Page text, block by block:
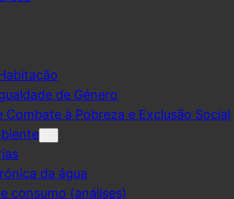
de Género
à Pobreza e Exclusão Social
da água
consumo (análises)